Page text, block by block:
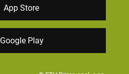
App Store
Google Play